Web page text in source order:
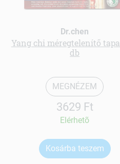
Dr.chen
Yang chi méregtelenítő
db
MEGNÉZEM
3629 Ft
Elérhetõ
Kosárba teszem